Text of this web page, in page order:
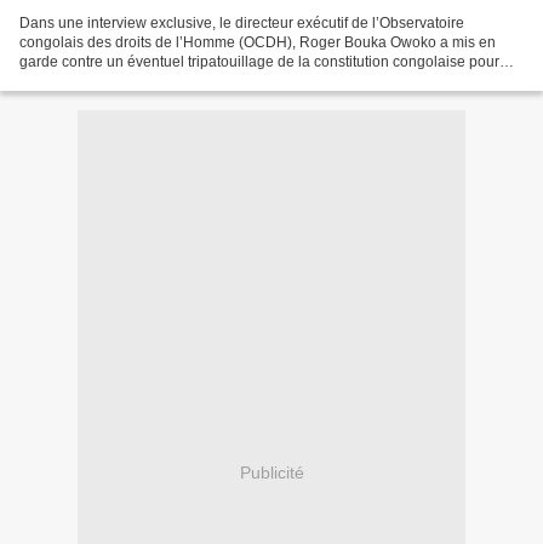
Dans une interview exclusive, le directeur exécutif de l’Observatoire
congolais des droits de l’Homme (OCDH), Roger Bouka Owoko a mis en
garde contre un éventuel tripatouillage de la constitution congolaise pour
Publicité